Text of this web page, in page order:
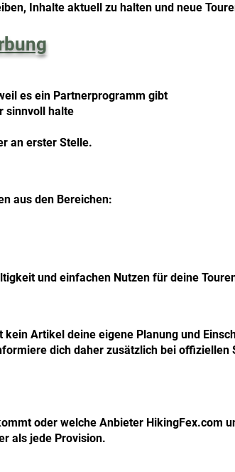
Inhalte aktuell zu halten und neue
es ein Partnerprogramm gibt
sinnvoll halte
an erster Stelle.
aus den Bereichen:
und einfachen Nutzen für deine
Artikel deine eigene Planung und
dich daher zusätzlich bei offiziellen
oder welche Anbieter HikingFex.com
als jede Provision.